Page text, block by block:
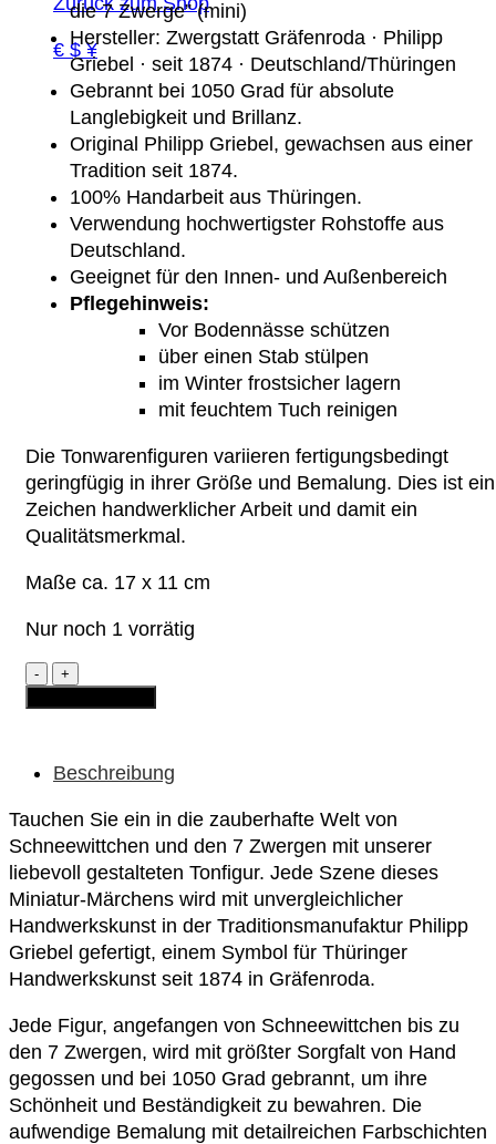
€ $ ¥
die 7 Zwerge” (mini)
Hersteller: Zwergstatt Gräfenroda · Philipp
Griebel · seit 1874 · Deutschland/Thüringen
Gebrannt bei 1050 Grad für absolute
Langlebigkeit und Brillanz.
Original Philipp Griebel, gewachsen aus einer
Tradition seit 1874.
100% Handarbeit aus Thüringen.
Verwendung hochwertigster Rohstoffe aus
Deutschland.
Geeignet für den Innen- und Außenbereich
Pflegehinweis:
Vor Bodennässe schützen
über einen Stab stülpen
im Winter frostsicher lagern
mit feuchtem Tuch reinigen
Die Tonwarenfiguren variieren fertigungsbedingt
geringfügig in ihrer Größe und Bemalung. Dies ist ein
Zeichen handwerklicher Arbeit und damit ein
Qualitätsmerkmal.
Maße ca. 17 x 11 cm
Nur noch 1 vorrätig
Tonfigur
-
"Schneewittchen
7
(mini)
Menge
Beschreibung
Tauchen Sie ein in die zauberhafte Welt von
Schneewittchen und den 7 Zwergen mit unserer
liebevoll gestalteten Tonfigur. Jede Szene dieses
Miniatur-Märchens wird mit unvergleichlicher
Handwerkskunst in der Traditionsmanufaktur Philipp
Griebel gefertigt, einem Symbol für Thüringer
Handwerkskunst seit 1874 in Gräfenroda.
Jede Figur, angefangen von Schneewittchen bis zu
den 7 Zwergen, wird mit größter Sorgfalt von Hand
gegossen und bei 1050 Grad gebrannt, um ihre
Schönheit und Beständigkeit zu bewahren. Die
aufwendige Bemalung mit detailreichen Farbschichten